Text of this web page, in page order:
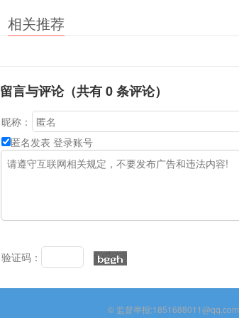
相关推荐
留言与评论（共有0条评论）
昵称：
匿名发表 登录账号
验证码：
© 监督举报:1851688011@qq.com